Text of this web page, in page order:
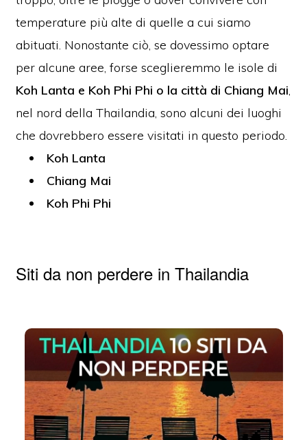
temperature più alte di quelle a cui siamo
abituati. Nonostante ciò, se dovessimo optare
per alcune aree, forse sceglieremmo le isole di
Koh Lanta e Koh Phi Phi o la città di Chiang Mai,
nel nord della Thailandia, sono alcuni dei luoghi
che dovrebbero essere visitati in questo periodo.
Koh Lanta
Chiang Mai
Koh Phi Phi
Siti da non perdere in Thailandia